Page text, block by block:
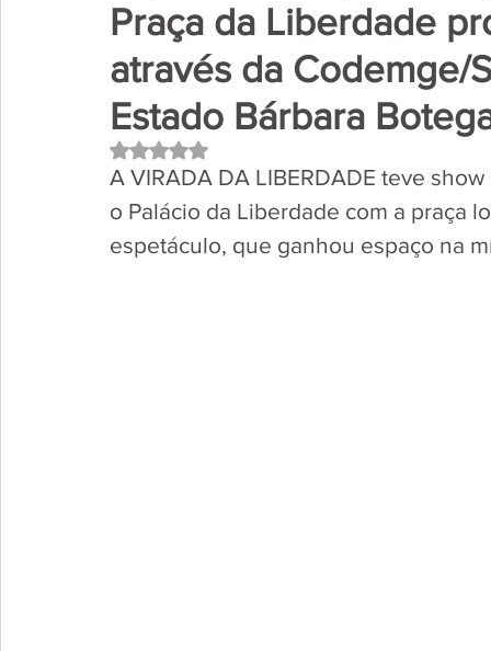
Praça da Liberdade
através da Codemge/
Estado Bárbara
Avaliado com NaN de 5 estrelas.
A VIRADA DA LIBERDADE teve
o Palácio da Liberdade com a praça
espetáculo, que ganhou espaço na